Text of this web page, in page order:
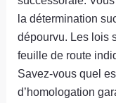
la détermination
dépourvu. Les lois
feuille de route
Savez-vous quel
d’homologation